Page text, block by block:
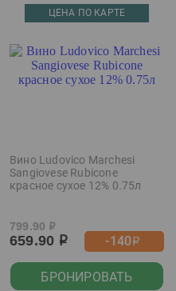
ЦЕНА ПО КАРТЕ
Вино Ludovico Marchesi
Sangiovese Rubicone
красное сухое 12% 0.75л
799.90 р
659.90 р -140р
БРОНИРОВАТЬ